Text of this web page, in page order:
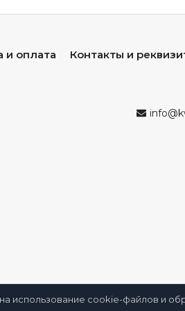
и оплата Контакты и
использование cookie-файлов и